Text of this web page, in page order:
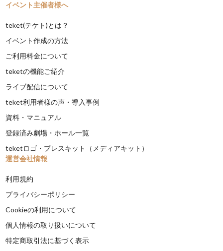
イベント主催者様へ
teket(テケト)とは？
イベント作成の方法
ご利用料金について
teketの機能ご紹介
ライブ配信について
teket利用者様の声・導入事例
資料・マニュアル
登録済み劇場・ホール一覧
teketロゴ・プレスキット（メディアキット）
運営会社情報
利用規約
プライバシーポリシー
Cookieの利用について
個人情報の取り扱いについて
特定商取引法に基づく表示